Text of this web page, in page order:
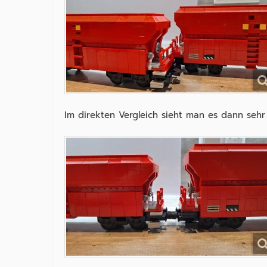
Im direkten Vergleich sieht man es dann